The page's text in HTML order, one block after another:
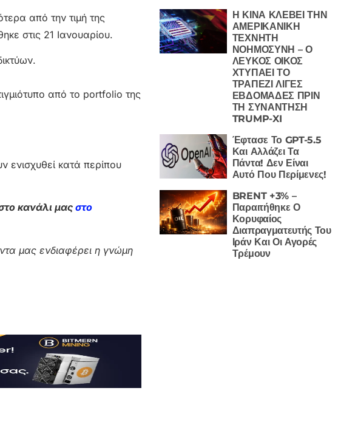
από την τιμή της
στις 21 Ιανουαρίου.
από το portfolio της
ενισχυθεί κατά περίπου
κανάλι μαςστο
μας ενδιαφέρει η γνώμη
Η ΚΙΝΑ ΚΛΕΒΕΙ ΤΗΝ
ΑΜΕΡΙΚΑΝΙΚΗ
ΤΕΧΝΗΤΗ
ΝΟΗΜΟΣΥΝΗ – Ο
ΛΕΥΚΟΣ ΟΙΚΟΣ
ΧΤΥΠΑΕΙ ΤΟ
ΤΡΑΠΕΖΙ ΛΙΓΕΣ
ΕΒΔΟΜΑΔΕΣ ΠΡΙΝ
ΤΗ ΣΥΝΑΝΤΗΣΗ
TRUMP-XI
Έφτασε Το GPT-5.5
Και Αλλάζει Τα
Πάντα! Δεν Είναι
Αυτό Που Περίμενες!
BRENT +3% –
Παραιτήθηκε Ο
Κορυφαίος
Διαπραγματευτής Του
Ιράν Και Οι Αγορές
Τρέμουν